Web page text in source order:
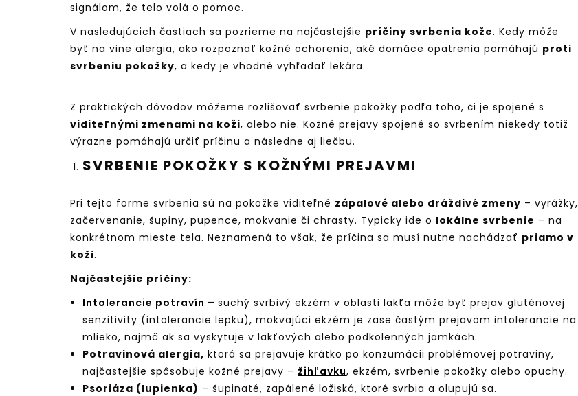
signálom, že telo volá o pomoc.
V nasledujúcich častiach sa pozrieme na najčastejšie príčiny svrbenia kože. Kedy môže
byť na vine alergia, ako rozpoznať kožné ochorenia, aké domáce opatrenia pomáhajú proti
svrbeniu pokožky, a kedy je vhodné vyhľadať lekára.
Z praktických dôvodov môžeme rozlišovať svrbenie pokožky podľa toho, či je spojené s
viditeľnými zmenami na koži, alebo nie. Kožné prejavy spojené so svrbením niekedy totiž
výrazne pomáhajú určiť príčinu a následne aj liečbu.
SVRBENIE POKOŽKY S KOŽNÝMI PREJAVMI
Pri tejto forme svrbenia sú na pokožke viditeľné zápalové alebo dráždivé zmeny – vyrážky,
začervenanie, šupiny, pupence, mokvanie či chrasty. Typicky ide o lokálne svrbenie – na
konkrétnom mieste tela. Neznamená to však, že príčina sa musí nutne nachádzať priamo v
koži.
Najčastejšie príčiny:
Intolerancie potravín – suchý svrbivý ekzém v oblasti lakťa môže byť prejav gluténovej
senzitivity (intolerancie lepku), mokvajúci ekzém je zase častým prejavom intolerancie na
mlieko, najmä ak sa vyskytuje v lakťových alebo podkolenných jamkách.
Potravinová alergia, ktorá sa prejavuje krátko po konzumácii problémovej potraviny,
najčastejšie spôsobuje kožné prejavy – žihľavku, ekzém, svrbenie pokožky alebo opuchy.
Psoriáza (lupienka) – šupinaté, zapálené ložiská, ktoré svrbia a olupujú sa.